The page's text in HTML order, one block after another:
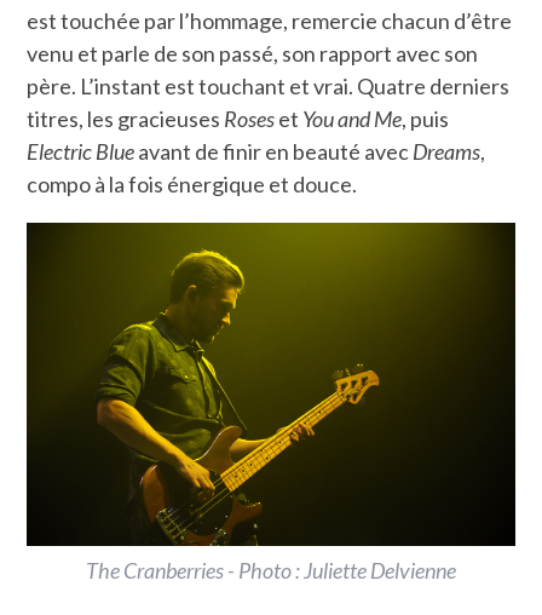
est touchée par l’hommage, remercie chacun d’être
venu et parle de son passé, son rapport avec son
père. L’instant est touchant et vrai. Quatre derniers
titres, les gracieuses Roseset You and Me, puis
Electric Blueavant de finir en beauté avecDreams,
compo à la fois énergique et douce.
The Cranberries - Photo : Juliette Delvienne